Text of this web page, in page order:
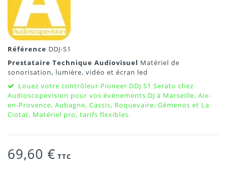
Référence DDJ-S1
Prestataire Technique Audiovisuel Matériel de
sonorisation, lumière, vidéo et écran led
Louez votre contrôleur Pioneer DDJ S1 Serato chez
Audioscopevision pour vos événements DJ à Marseille, Aix-
en-Provence, Aubagne, Cassis, Roquevaire, Gémenos et La
Ciotat. Matériel pro, tarifs flexibles.
69,60 € TTC